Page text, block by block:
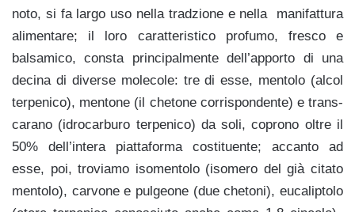
noto, si fa largo uso nella tradzione e nella manifattura
alimentare; il loro caratteristico profumo, fresco e
balsamico, consta principalmente dell’apporto di una
decina di diverse molecole: tre di esse, mentolo (alcol
terpenico), mentone (il chetone corrispondente) e trans-
carano (idrocarburo terpenico) da soli, coprono oltre il
50% dell’intera piattaforma costituente; accanto ad
esse, poi, troviamo isomentolo (isomero del già citato
mentolo), carvone e pulgeone (due chetoni), eucaliptolo